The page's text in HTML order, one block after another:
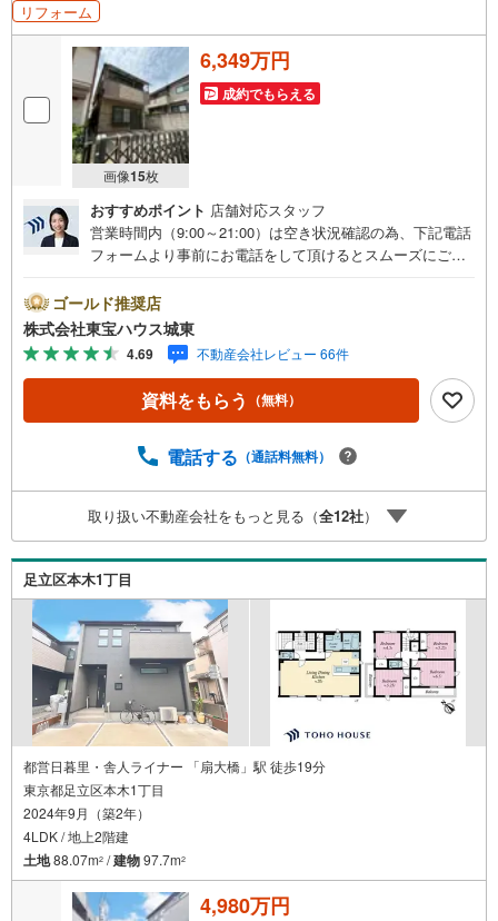
リフォーム
画像15枚
6,349万円
成約でもらえる
おすすめポイント 店舗対応スタッフ
営業時間内（9:00～21:00）は空き状況確認の為、下記電話
フォームより事前にお電話をして頂けるとスムーズにご案
カレンダーの作成▽ご購入後もお客様の人生のパートナー
として暮らしの「安心」を守り続けます。【Yahoo！ 不動
産キャンペーン対象店舗】当店で物件を成約するとPayPay
ボーナスライトがもらえる「Yahoo！ 不動産 物件ご成約キ
ャンペーン」の対象になります。「資料をもらう」「見学
予約をする」ボタンからお問い合わせください。※必ずYah
スライトは出金と譲渡はできません。ご案内・詳細な資料
時受け付けております！■頭金0円からのご購入可能です■
（諸費用もOK）お気軽にお問い合わせください。
ゴールド推奨店
株式会社東宝ハウス城東
4.69 不動産会社レビュー 66件
資料をもらう （無料）
電話する （通話料無料）
取り扱い不動産会社をもっと見る（全12社）
足立区本木1丁目
都営日暮里・舎人ライナー 「扇大橋」駅 徒歩19分
東京都足立区本木1丁目
2024年9月（築2年）
4LDK / 地上2階建
土地88.07m2 /建物97.7m2
4,980万円